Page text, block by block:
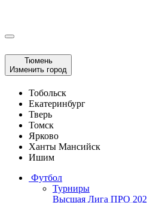
Тюмень
Изменить город
Тобольск
Екатеринбург
Тверь
Томск
Ярково
Ханты Мансийск
Ишим
Футбол
Турниры
Высшая Лига ПРО